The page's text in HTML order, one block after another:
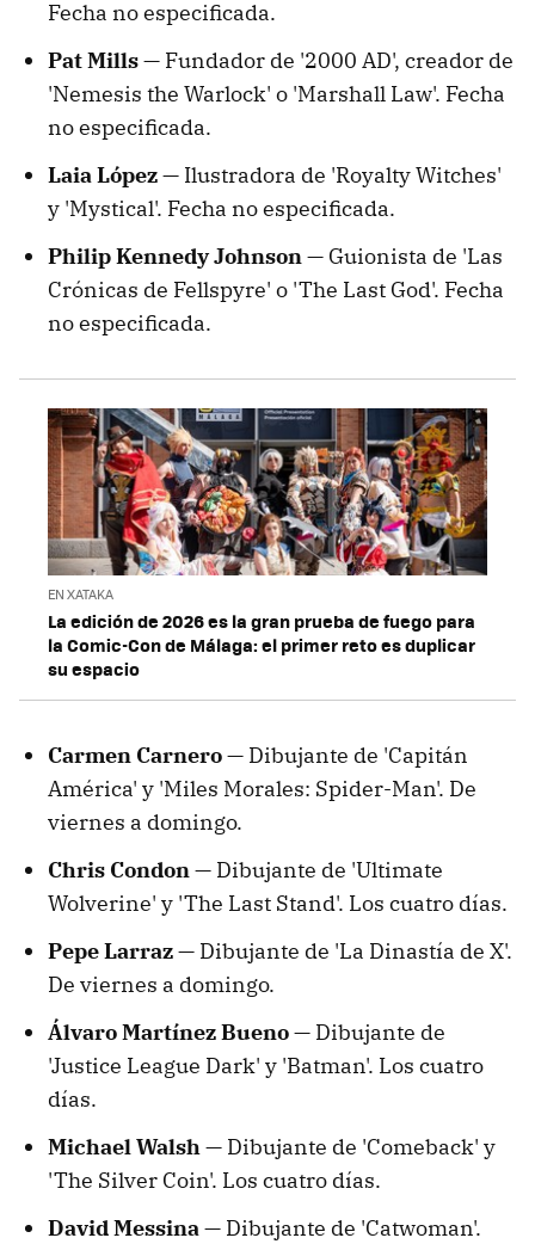
Fecha no especificada.
Pat Mills — Fundador de '2000 AD', creador de
'Nemesis the Warlock' o 'Marshall Law'. Fecha
no especificada.
Laia López — Ilustradora de 'Royalty Witches'
y 'Mystical'. Fecha no especificada.
Philip Kennedy Johnson — Guionista de 'Las
Crónicas de Fellspyre' o 'The Last God'. Fecha
no especificada.
EN XATAKA
La edición de 2026 es la gran prueba de fuego para
la Comic-Con de Málaga: el primer reto es duplicar
su espacio
Carmen Carnero — Dibujante de 'Capitán
América' y 'Miles Morales: Spider-Man'. De
viernes a domingo.
Chris Condon — Dibujante de 'Ultimate
Wolverine' y 'The Last Stand'. Los cuatro días.
Pepe Larraz — Dibujante de 'La Dinastía de X'.
De viernes a domingo.
Álvaro Martínez Bueno — Dibujante de
'Justice League Dark' y 'Batman'. Los cuatro
días.
Michael Walsh — Dibujante de 'Comeback' y
'The Silver Coin'. Los cuatro días.
David Messina — Dibujante de 'Catwoman'.